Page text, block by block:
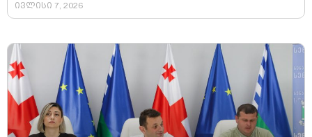
ივლისი 7, 2026